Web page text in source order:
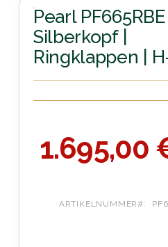
der
Bildergalerie
springen
Pearl PF665RBE
Silberkopf |
Ringklappen |
1.695,00
ARTIKELNUMMER